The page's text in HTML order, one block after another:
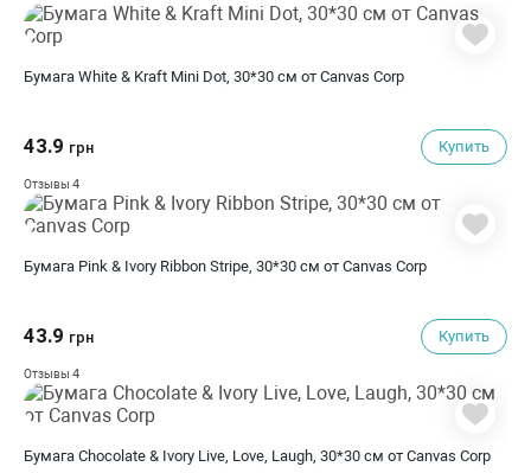
Бумага White & Kraft Mini Dot, 30*30 см от Canvas Corp
43.9 грн Купить
Отзывы 4
Бумага Pink & Ivory Ribbon Stripe, 30*30 см от Canvas Corp
43.9 грн Купить
Отзывы 4
Бумага Chocolate & Ivory Live, Love, Laugh, 30*30 см от Canvas Corp